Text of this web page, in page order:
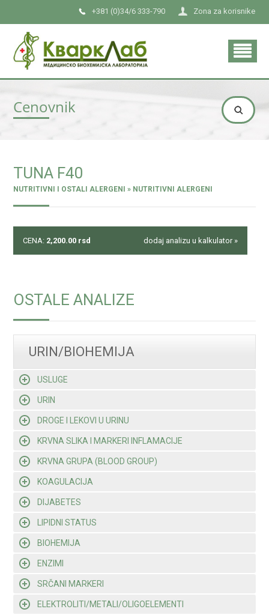
Zona za korisnike
+381 (0)34/6 333-790
Cenovnik
TUNA F40
NUTRITIVNI I OSTALI ALERGENI » NUTRITIVNI ALERGENI
CENA: 2,200.00 rsd dodaj analizu u kalkulator »
OSTALE ANALIZE
URIN/BIOHEMIJA
USLUGE
URIN
DROGE I LEKOVI U URINU
KRVNA SLIKA I MARKERI INFLAMACIJE
KRVNA GRUPA (BLOOD GROUP)
KOAGULACIJA
DIJABETES
LIPIDNI STATUS
BIOHEMIJA
ENZIMI
SRČANI MARKERI
ELEKTROLITI/METALI/OLIGOELEMENTI